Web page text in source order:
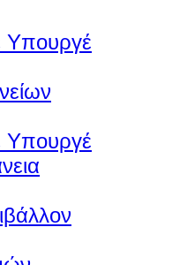
Υπουργέ
Υπουργέ